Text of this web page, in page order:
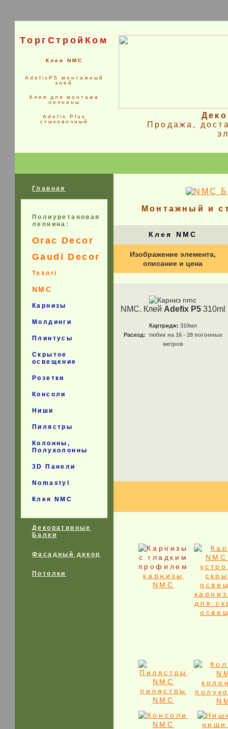
ТоргСтройКом
Клея NMC
AdefixP5 монтажный
клей
Клея для монтажа
лепнины
Adefix Plus
стыковочный
Продажа,
Главная
Полиуретановая
лепнина:
Orac Decor
Gaudi Decor
Tesori
NMC
Карнизы
Молдинги
Плинтусы
Скрытое
освещение
Розетки
Консоли
Ниши
Пилястры
Колонны,
Полуколонны
3D Панели
Nomastyl
Клея NMC
Декоративные
Балки
Фасадный декор
Потолки
Монтажный и
Клея NMC
Изображение элемента,
описание и цена
NMC. Клей Adefix P5310ml
Картридж: 310мл
Расход: тюбик на 16 - 28 погонных
метров
карнизы
NMC
для
пилястры
NMC
ниши